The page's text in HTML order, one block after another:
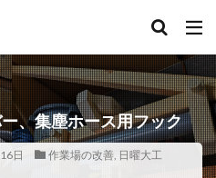
、集塵ホース用フック
日 作業場の改善, 日曜大工